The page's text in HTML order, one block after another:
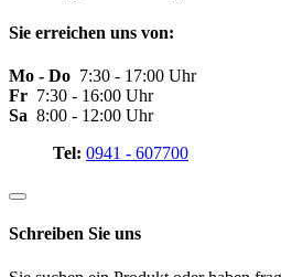
Sie erreichen uns von:
Mo - Do 7:30 - 17:00 Uhr
Fr 7:30 - 16:00 Uhr
Sa 8:00 - 12:00 Uhr
Tel: 0941 - 607700
Schreiben Sie uns